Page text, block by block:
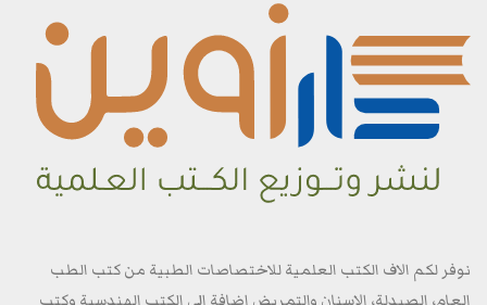
نوفر لكم الاف الكتب العلمية للاختصاصات الطبية من كتب الطب